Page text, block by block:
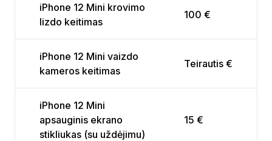
iPhone 12 Mini krovimo
lizdo keitimas
100 €
iPhone 12 Mini vaizdo
kameros keitimas
Teirautis €
iPhone 12 Mini
apsauginis ekrano
stikliukas (su uždėjimu)
15 €